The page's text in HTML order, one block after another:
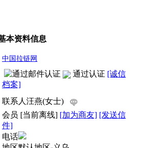
本资料信息
中国拉链网
通过认证 [诚信
档案]
联系人 汪燕(女士)
会员 [当前离线] [加为商友] [发送信
件]
电话